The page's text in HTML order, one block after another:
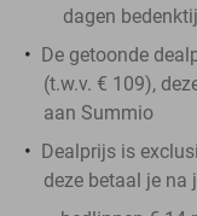
dagen
De getoonde
(t.w.v. € 109),
aan Summio
Dealprijs is
deze betaal je na